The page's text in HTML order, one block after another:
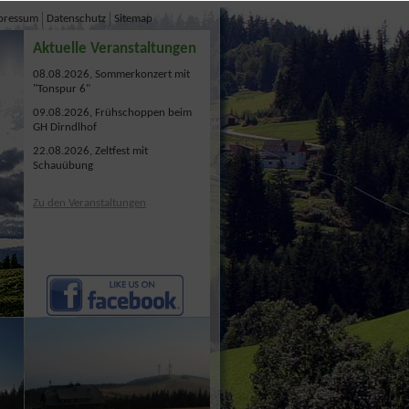
Datenschutz Sitemap
Aktuelle Veranstaltungen
08.08.2026, Sommerkonzert mit
"Tonspur 6"
09.08.2026, Frühschoppen beim
GH Dirndlhof
22.08.2026, Zeltfest mit
Schauübung
Zu den Veranstaltungen